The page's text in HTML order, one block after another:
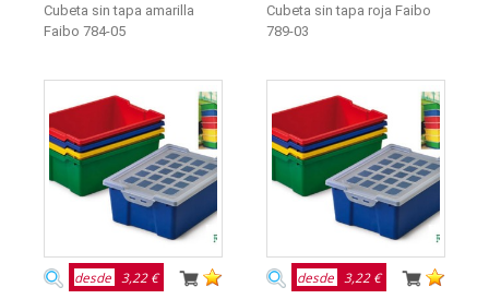
Cubeta sin tapa amarilla
Faibo 784-05
Cubeta sin tapa roja Faibo
789-03
desde 3,22 € desde 3,22 €